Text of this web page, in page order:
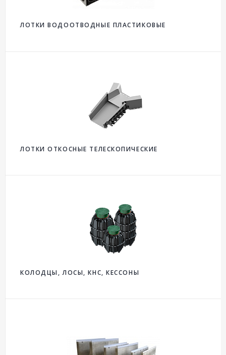
ЛОТКИ ВОДООТВОДНЫЕ ПЛАСТИКОВЫЕ
ЛОТКИ ОТКОСНЫЕ ТЕЛЕСКОПИЧЕСКИЕ
КОЛОДЦЫ, ЛОСЫ, КНС, КЕССОНЫ